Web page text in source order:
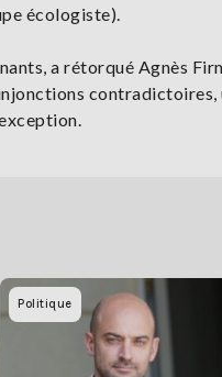
écologiste).
a rétorqué Agnès
Politique